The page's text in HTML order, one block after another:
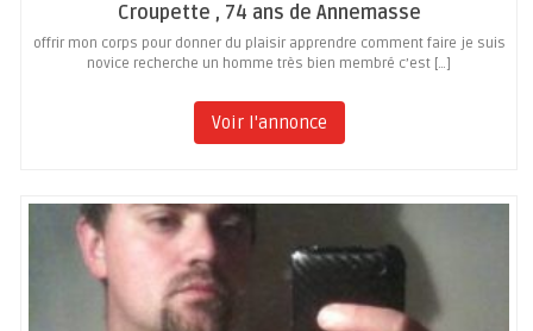
Croupette , 74 ans de Annemasse
offrir mon corps pour donner du plaisir apprendre comment faire je suis
novice recherche un homme très bien membré c’est […]
Voir l'annonce